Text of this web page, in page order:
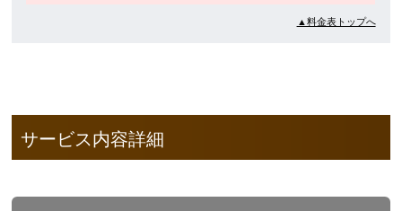
▲料金表トップへ
サービス内容詳細